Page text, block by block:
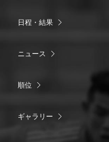
日程・結果
ニュース
順位
ギャラリー